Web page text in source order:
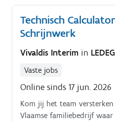
Technisch Calculator
Schrijnwerk
Vivaldis Interim in
Vaste jobs
Online sinds 17 jun. 2026
Kom jij het team
Vlaamse familiebedrijf